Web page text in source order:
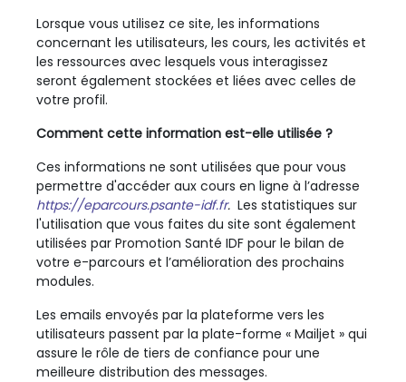
Lorsque vous utilisez ce site, les informations
concernant les utilisateurs, les cours, les activités et
les ressources avec lesquels vous interagissez
seront également stockées et liées avec celles de
votre profil.
Comment cette information est-elle utilisée ?
Ces informations ne sont utilisées que pour vous
permettre d'accéder aux cours en ligne à l’adresse
https://eparcours.psante-idf.fr. Les statistiques sur
l'utilisation que vous faites du site sont également
utilisées par Promotion Santé IDF pour le bilan de
votre e-parcours et l’amélioration des prochains
modules.
Les emails envoyés par la plateforme vers les
utilisateurs passent par la plate-forme « Mailjet » qui
assure le rôle de tiers de confiance pour une
meilleure distribution des messages.